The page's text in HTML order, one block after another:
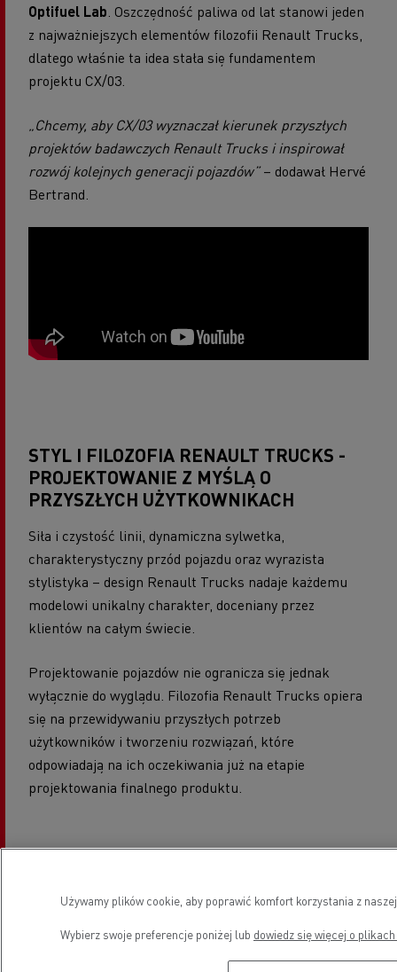
Optifuel Lab . Oszczędność paliwa od lat stanowi jeden
z najważniejszych elementów filozofii Renault Trucks,
dlatego właśnie ta idea stała się fundamentem
projektu CX/03.
„Chcemy, aby CX/03 wyznaczał kierunek przyszłych
projektów badawczych Renault Trucks i inspirował
rozwój kolejnych generacji pojazdów”– dodawał Hervé
Bertrand.
STYL I FILOZOFIA RENAULT TRUCKS -
PROJEKTOWANIE Z MYŚLĄ O
PRZYSZŁYCH UŻYTKOWNIKACH
Siła i czystość linii, dynamiczna sylwetka,
charakterystyczny przód pojazdu oraz wyrazista
stylistyka – design Renault Trucks nadaje każdemu
modelowi unikalny charakter, doceniany przez
klientów na całym świecie.
Projektowanie pojazdów nie ogranicza się jednak
wyłącznie do wyglądu. Filozofia Renault Trucks opiera
się na przewidywaniu przyszłych potrzeb
użytkowników i tworzeniu rozwiązań, które
odpowiadają na ich oczekiwania już na etapie
projektowania finalnego produktu.
TWÓRCA ROZWIĄZAŃ DLA
Projektowanie kolejnych generacji ciężarówek to
Używamy plików cookie, aby poprawić komfort korzystania z
Wybierz swoje preferencje poniżej lub dowiedz się więcej o